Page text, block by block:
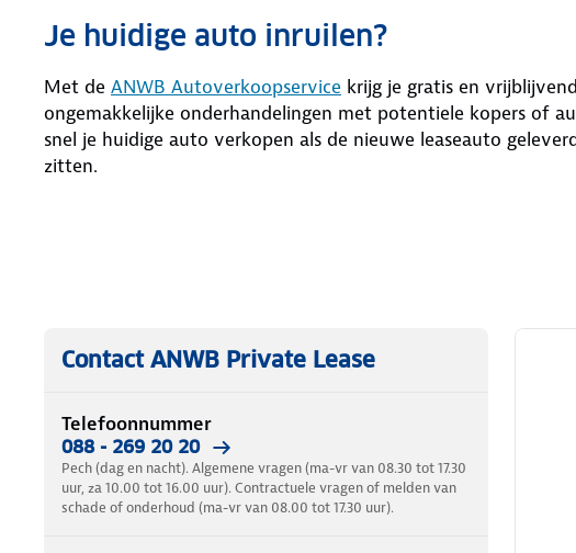
Je huidige auto inruilen?
Met de ANWB Autoverkoopservice krijg je gratis en
ongemakkelijke onderhandelingen met potentiele kopers of
snel je huidige auto verkopen als de nieuwe leaseauto
zitten.
Contact ANWB Private Lease
Telefoonnummer
088 - 269 20 20
Pech (dag en nacht). Algemene vragen (ma-vr van 08.30 tot 17.30
uur, za 10.00 tot 16.00 uur). Contractuele vragen of melden van
schade of onderhoud (ma-vr van 08.00 tot 17.30 uur).